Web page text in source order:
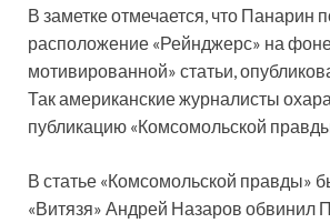
В заметке отмечается, что Панарин
расположение «Рейнджерс» на
мотивированной» статьи,
Так американские журналисты
публикацию «Комсомольской
В статье «Комсомольской правды»
«Витязя» Андрей Назаров обвинил